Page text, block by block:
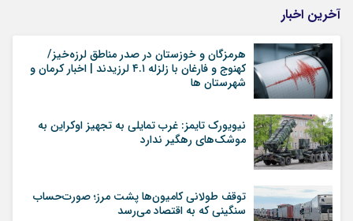
آخرین اخبار
هرمزگان و خوزستان در صدر مناطق لرزه‌خیز/
کهنوج و فارغان با زلزله ۴.۱ لرزیدند | اخبار کرمان و
شهرستان ها
نیویورک تایمز: غرب تمایلی به تجهیز اوکراین به
موشک‌های رهگیر ندارد
توقف طولانی کامیون‌ها پشت مرز؛ صورت‌حساب
سنگینی که به اقتصاد می‌رسد